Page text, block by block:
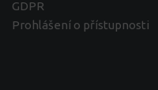
GDPR
Prohlášení o přístupnosti